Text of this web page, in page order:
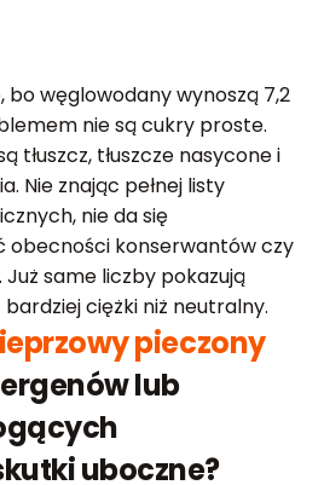
bo węglowodany wynoszą 7,2
nie są cukry proste.
tłuszcz, tłuszcze nasycone i
Nie znając pełnej listy
nie da się
obecności konserwantów czy
same liczby pokazują
ciężki niż neutralny.
pieczony
lub
uboczne?